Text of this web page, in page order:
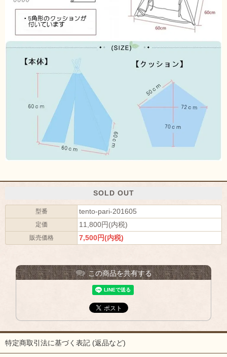
SOLD OUT
型番 tento-pari-201605
定価 11,800円(内税)
販売価格 7,500円(内税)
この商品を共有する
特定商取引法に基づく表記 (返品など)